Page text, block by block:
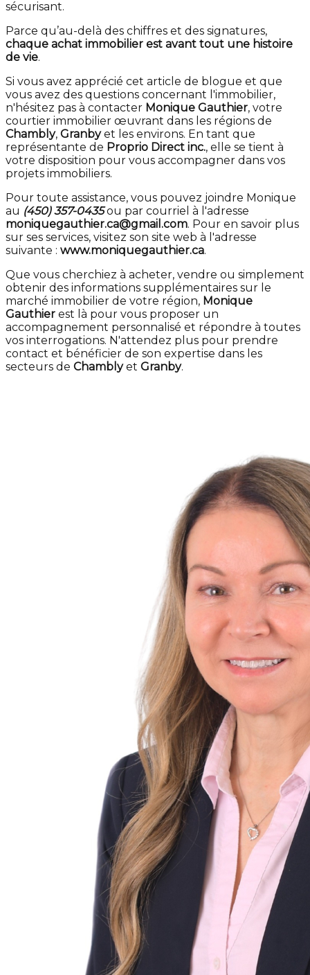
sécurisant.
Parce qu’au-delà des chiffres et des signatures,
chaque achat immobilier est avant tout une histoire
de vie.
Si vous avez apprécié cet article de blogue et que
vous avez des questions concernant l'immobilier,
n'hésitez pas à contacter Monique Gauthier, votre
courtier immobilier œuvrant dans les régions de
Chambly, Granbyet les environs. En tant que
représentante de Proprio Direct inc., elle se tient à
votre disposition pour vous accompagner dans vos
projets immobiliers.
Pour toute assistance, vous pouvez joindre Monique
au (450) 357-0435ou par courriel à l'adresse
moniquegauthier.ca@gmail.com. Pour en savoir plus
sur ses services, visitez son site web à l'adresse
suivante : www.moniquegauthier.ca.
Que vous cherchiez à acheter, vendre ou simplement
obtenir des informations supplémentaires sur le
marché immobilier de votre région, Monique
Gauthier est là pour vous proposer un
accompagnement personnalisé et répondre à toutes
vos interrogations. N'attendez plus pour prendre
contact et bénéficier de son expertise dans les
secteurs de Chamblyet Granby.